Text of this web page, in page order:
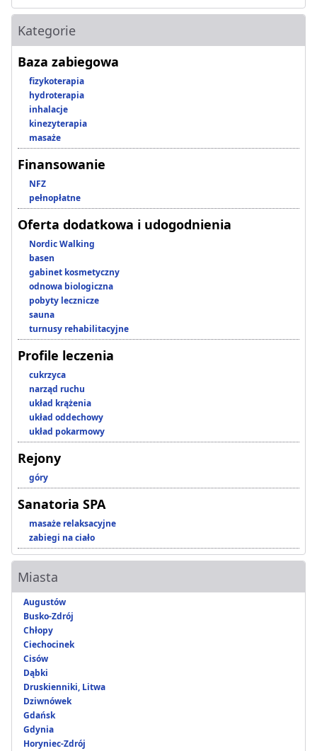
Kategorie
Baza zabiegowa
fizykoterapia
hydroterapia
inhalacje
kinezyterapia
masaże
Finansowanie
NFZ
pełnopłatne
Oferta dodatkowa i udogodnienia
Nordic Walking
basen
gabinet kosmetyczny
odnowa biologiczna
pobyty lecznicze
sauna
turnusy rehabilitacyjne
Profile leczenia
cukrzyca
narząd ruchu
układ krążenia
układ oddechowy
układ pokarmowy
Rejony
góry
Sanatoria SPA
masaże relaksacyjne
zabiegi na ciało
Miasta
Augustów
Busko-Zdrój
Chłopy
Ciechocinek
Cisów
Dąbki
Druskienniki, Litwa
Dziwnówek
Gdańsk
Gdynia
Horyniec-Zdrój